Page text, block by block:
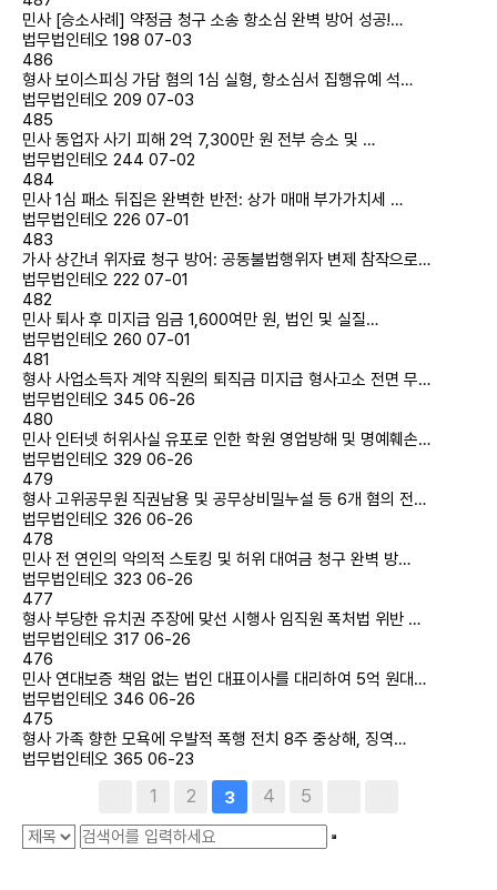
민사 [승소사례] 약정금 청구 소송 항소심 완벽 방어 성공!…
법무법인테오 198 07-03
486
형사 보이스피싱 가담 혐의 1심 실형, 항소심서 집행유예 석…
법무법인테오 209 07-03
485
민사 동업자 사기 피해 2억 7,300만 원 전부 승소 및 …
법무법인테오 244 07-02
484
민사 1심 패소 뒤집은 완벽한 반전: 상가 매매 부가가치세 …
법무법인테오 226 07-01
483
가사 상간녀 위자료 청구 방어: 공동불법행위자 변제 참작으로…
법무법인테오 222 07-01
482
민사 퇴사 후 미지급 임금 1,600여만 원, 법인 및 실질…
법무법인테오 260 07-01
481
형사 사업소득자 계약 직원의 퇴직금 미지급 형사고소 전면 무…
법무법인테오 345 06-26
480
민사 인터넷 허위사실 유포로 인한 학원 영업방해 및 명예훼손…
법무법인테오 329 06-26
479
형사 고위공무원 직권남용 및 공무상비밀누설 등 6개 혐의 전…
법무법인테오 326 06-26
478
민사 전 연인의 악의적 스토킹 및 허위 대여금 청구 완벽 방…
법무법인테오 323 06-26
477
형사 부당한 유치권 주장에 맞선 시행사 임직원 폭처법 위반 …
법무법인테오 317 06-26
476
민사 연대보증 책임 없는 법인 대표이사를 대리하여 5억 원대…
법무법인테오 346 06-26
475
형사 가족 향한 모욕에 우발적 폭행 전치 8주 중상해, 징역…
법무법인테오 365 06-23
1 2 3 4 5